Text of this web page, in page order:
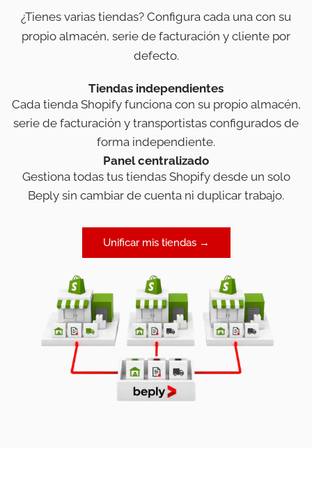
¿Tienes varias tiendas? Configura cada una con su
propio almacén, serie de facturación y cliente por
defecto.
Tiendas independientes
Cada tienda Shopify funciona con su propio almacén,
serie de facturación y transportistas configurados de
forma independiente.
Panel centralizado
Gestiona todas tus tiendas Shopify desde un solo
Beply sin cambiar de cuenta ni duplicar trabajo.
Unificar mis tiendas →